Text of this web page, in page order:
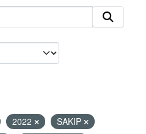
2022
SAKIP